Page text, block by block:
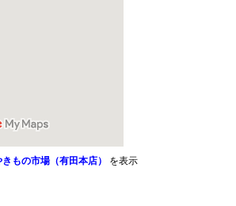
もの市場（有田本店） を表示